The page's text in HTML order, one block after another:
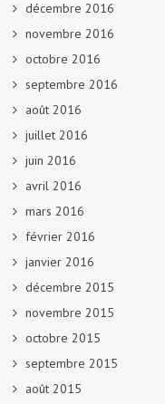
décembre 2016
novembre 2016
octobre 2016
septembre 2016
août 2016
juillet 2016
juin 2016
avril 2016
mars 2016
février 2016
janvier 2016
décembre 2015
novembre 2015
octobre 2015
septembre 2015
août 2015